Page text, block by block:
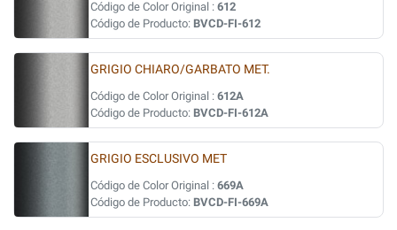
Código de Color Original : 612
Código de Producto: BVCD-FI-612
GRIGIO CHIARO/GARBATO MET.
Código de Color Original : 612A
Código de Producto: BVCD-FI-612A
GRIGIO ESCLUSIVO MET
Código de Color Original : 669A
Código de Producto: BVCD-FI-669A